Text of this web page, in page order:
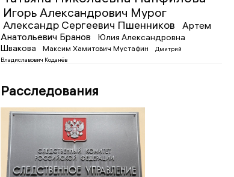
Игорь Александрович Мурог
Александр Сергеевич Пшенников
Артем
Анатольевич Бранов
Юлия Александровна
Швакова
Максим Хамитович Мустафин
Дмитрий
Владиславович Коданёв
Расследования